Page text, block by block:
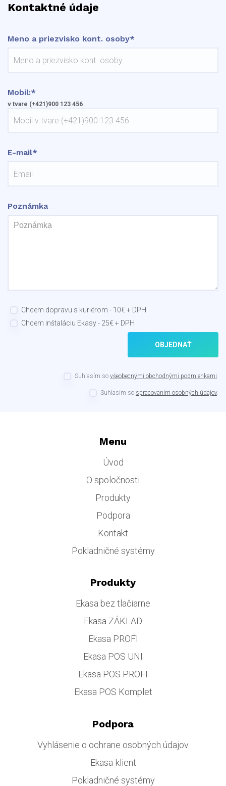
Kontaktné údaje
Meno a priezvisko kont. osoby*
Mobil:*
v tvare (+421)900 123 456
E-mail*
Poznámka
Chcem dopravu s kuriérom - 10€ + DPH
Chcem inštaláciu Ekasy - 25€ + DPH
OBJEDNAŤ
Suhlasím so všeobecnými obchodnými podmienkami.
Suhlasím so spracovaním osobných údajov.
Menu
Úvod
O spoločnosti
Produkty
Podpora
Kontakt
Pokladničné systémy
Produkty
Ekasa bez tlačiarne
Ekasa ZÁKLAD
Ekasa PROFI
Ekasa POS UNI
Ekasa POS PROFI
Ekasa POS Komplet
Podpora
Vyhlásenie o ochrane osobných údajov
Ekasa-klient
Pokladničné systémy